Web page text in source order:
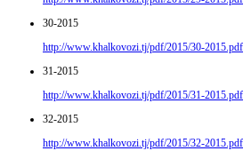
30-2015
http://www.khalkovozi.tj/pdf/2015/30-2015.pdf
31-2015
http://www.khalkovozi.tj/pdf/2015/31-2015.pdf
32-2015
http://www.khalkovozi.tj/pdf/2015/32-2015.pdf